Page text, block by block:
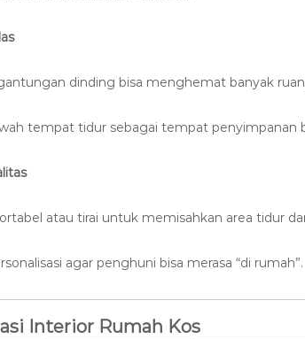
dinding bisa menghemat banyak
tempat tidur sebagai tempat penyimpanan
atau tirai untuk memisahkan area tidur
agar penghuni bisa merasa “di rumah”.
Interior Rumah Kos